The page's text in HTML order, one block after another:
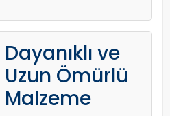
Dayanıklı ve
Uzun Ömürlü
Malzeme